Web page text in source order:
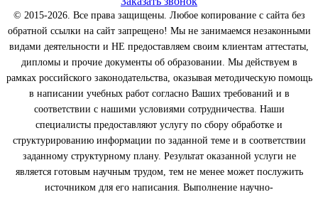
© 2015-2026. Все права защищены. Любое копирование с сайта без
обратной ссылки на сайт запрещено! Мы не занимаемся незаконными
видами деятельности и НЕ предоставляем своим клиентам аттестаты,
дипломы и прочие документы об образовании. Мы действуем в
рамках российского законодательства, оказывая методическую помощь
в написании учебных работ согласно Ваших требований и в
соответствии с нашими условиями сотрудничества. Наши
специалисты предоставляют услугу по сбору обработке и
структурированию информации по заданной теме и в соответствии
заданному структурному плану. Результат оказанной услуги не
является готовым научным трудом, тем не менее может послужить
источником для его написания. Выполнение научно-